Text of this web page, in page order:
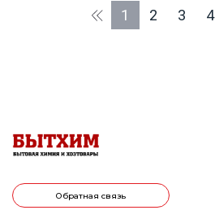
1 2 3 4
Обратная связь